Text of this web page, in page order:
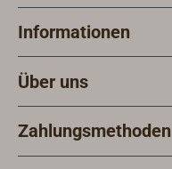
Informationen
Über uns
Zahlungsmethoden